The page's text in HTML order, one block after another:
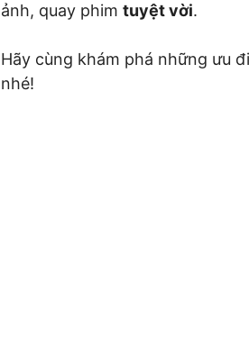
ảnh, quay phim tuyệt vời.
Hãy cùng khám phá những ưu
nhé!